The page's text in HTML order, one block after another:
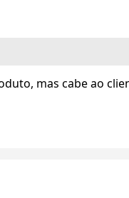
mas cabe ao